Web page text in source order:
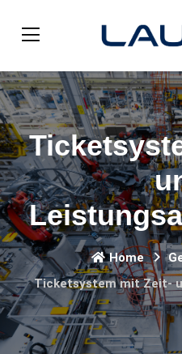
Home
Ticketsystem mit Zeit-